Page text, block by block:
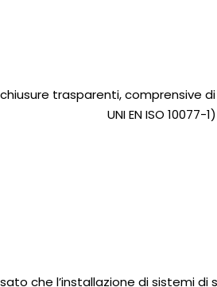
trasparenti, comprensive
UNI EN ISO 10077-1)
che l’installazione di sistemi